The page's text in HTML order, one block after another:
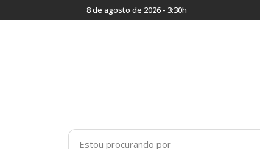
8 de agosto de 2026 - 3:30h